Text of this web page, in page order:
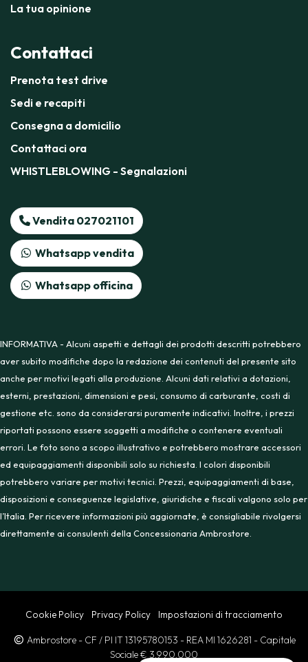
La tua opinione
Contattaci
Prenota test drive
Sedi e recapiti
Consegna a domicilio
Contattaci ora
WHISTLEBLOWING - Segnalazioni
Vendita 027021101
Whatsapp vendita
Whatsapp officina
INFORMATIVA - Alcuni aspetti e dettagli dei prodotti descritti potrebbero
aver subito modifiche dopo la redazione dei contenuti del presente sito
anche per motivi legati alla produzione. Alcuni dati relativi a dotazioni,
esterni, prestazioni, dimensioni e pesi, consumo di carburante, costi di
gestione etc. sono da considerarsi puramente indicativi. Inoltre, i prezzi
riportati possono essere soggetti a modifiche o contenere eventuali
errori. Le foto sono a scopo illustrativo e potrebbero mostrare accessori
ed equipaggiamenti disponibili solo su richiesta. I colori disponibili
potrebbero variare per motivi tecnici. Prezzi, equipaggiamenti di base,
disposizioni e conseguenze legislative, giuridiche e fiscali valgono solo per
l’Italia. Per ricevere informazioni più aggiornate, è consigliabile rivolgersi
direttamente ai consulenti della Concessionaria Ambrostore.
Cookie Policy Privacy Policy Impostazioni di tracciamento
Ambrostore - CF / PI IT 13195780153 - REA MI 1626281 - Capitale
Sociale € 3.990.000